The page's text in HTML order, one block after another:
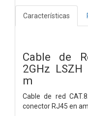
Características
Cable de
2GHz LSZH
m
Cable de red
conector RJ45 en